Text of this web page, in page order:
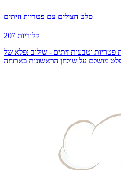
סלט חצילים עם פטריות וזיתים
207 קלוריות
פטריות וטבעות זיתים - שילוב נפלא של
מושלם על שולחן הראשונות בארוחה